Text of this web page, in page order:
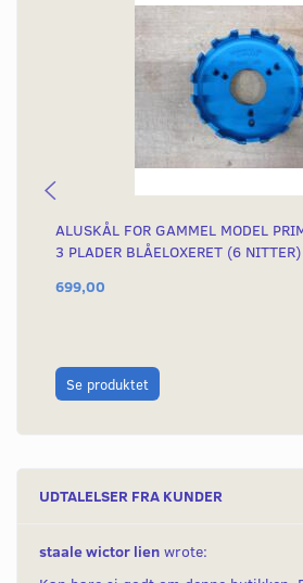
ALUSKÅL FOR GAMMEL MODEL
3 PLADER BLÅELOXERET (6 NITTER)
699,00
Se produktet
UDTALELSER FRA KUNDER
staale wictor lien wrote: